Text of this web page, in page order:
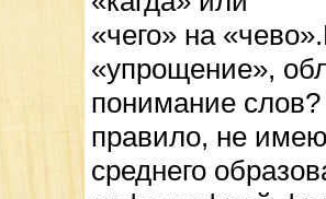
«чего» на
«упрощение»,
понимание
правило, не
среднего